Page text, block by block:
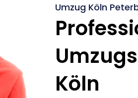
Umzug Köln
Köln